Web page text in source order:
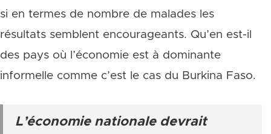
si en termes de nombre de malades les
résultats semblent encourageants. Qu’en est-il
des pays où l’économie est à dominante
informelle comme c’est le cas du Burkina Faso.
L’économie nationale devrait